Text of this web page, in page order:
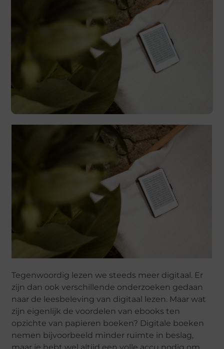
Tegenwoordig lezen we steeds meer digitaal. Er
zijn dan ook verschillende onderzoeken gedaan
naar de leesbeleving van digitaal lezen. Maar wat
zijn eigenlijk de voordelen van ebooks ten
opzichte van papieren boeken? Digitale boeken
nemen bijvoorbeeld minder ruimte in beslag,
maar je hebt wel altijd een volle accu nodig om